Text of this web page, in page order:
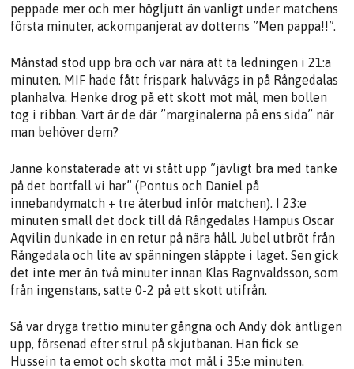
peppade mer och mer högljutt än vanligt under matchens
första minuter, ackompanjerat av dotterns ”Men pappa!!”.
Månstad stod upp bra och var nära att ta ledningen i 21:a
minuten. MIF hade fått frispark halvvägs in på Rångedalas
planhalva. Henke drog på ett skott mot mål, men bollen
tog i ribban. Vart är de där ”marginalerna på ens sida” när
man behöver dem?
Janne konstaterade att vi stått upp ”jävligt bra med tanke
på det bortfall vi har” (Pontus och Daniel på
innebandymatch + tre återbud inför matchen). I 23:e
minuten small det dock till då Rångedalas Hampus Oscar
Aqvilin dunkade in en retur på nära håll. Jubel utbröt från
Rångedala och lite av spänningen släppte i laget. Sen gick
det inte mer än två minuter innan Klas Ragnvaldsson, som
från ingenstans, satte 0-2 på ett skott utifrån.
Så var dryga trettio minuter gångna och Andy dök äntligen
upp, försenad efter strul på skjutbanan. Han fick se
Hussein ta emot och skotta mot mål i 35:e minuten.